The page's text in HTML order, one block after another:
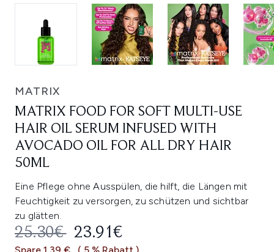
MATRIX
MATRIX FOOD FOR SOFT MULTI-USE
HAIR OIL SERUM INFUSED WITH
AVOCADO OIL FOR ALL DRY HAIR
50ML
Eine Pflege ohne Ausspülen, die hilft, die Längen mit
Feuchtigkeit zu versorgen, zu schützen und sichtbar
zu glätten.
UNVERBINDLICHE
25.30€ AKTUELLER PREIS:
23.91€